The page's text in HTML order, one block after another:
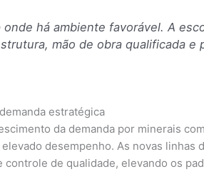
onde há ambiente favorável. A
mão de obra qualificada
estratégica
da demanda por minerais
desempenho. As novas
controle de qualidade, elevando os